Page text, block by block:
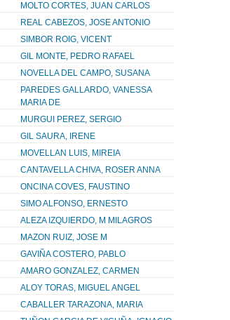
MOLTO CORTES, JUAN CARLOS
REAL CABEZOS, JOSE ANTONIO
SIMBOR ROIG, VICENT
GIL MONTE, PEDRO RAFAEL
NOVELLA DEL CAMPO, SUSANA
PAREDES GALLARDO, VANESSA
MARIA DE
MURGUI PEREZ, SERGIO
GIL SAURA, IRENE
MOVELLAN LUIS, MIREIA
CANTAVELLA CHIVA, ROSER ANNA
ONCINA COVES, FAUSTINO
SIMO ALFONSO, ERNESTO
ALEZA IZQUIERDO, M MILAGROS
MAZON RUIZ, JOSE M
GAVIÑA COSTERO, PABLO
AMARO GONZALEZ, CARMEN
ALOY TORAS, MIGUEL ANGEL
CABALLER TARAZONA, MARIA